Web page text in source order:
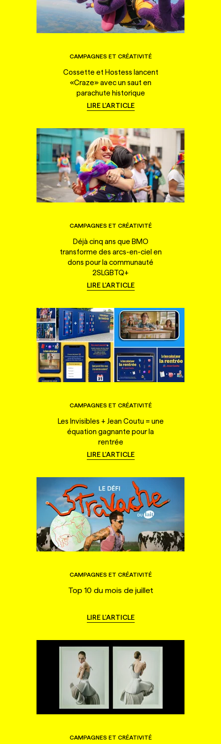
CAMPAGNES ET CRÉATIVITÉ
Cossette et Hostess lancent
«Craze» avec un saut en
parachute historique
LIRE L'ARTICLE
CAMPAGNES ET CRÉATIVITÉ
Déjà cinq ans que BMO
transforme des arcs-en-ciel en
dons pour la communauté
2SLGBTQ+
LIRE L'ARTICLE
CAMPAGNES ET CRÉATIVITÉ
Les Invisibles + Jean Coutu = une
équation gagnante pour la
rentrée
LIRE L'ARTICLE
CAMPAGNES ET CRÉATIVITÉ
Top 10 du mois de juillet
LIRE L'ARTICLE
CAMPAGNES ET CRÉATIVITÉ